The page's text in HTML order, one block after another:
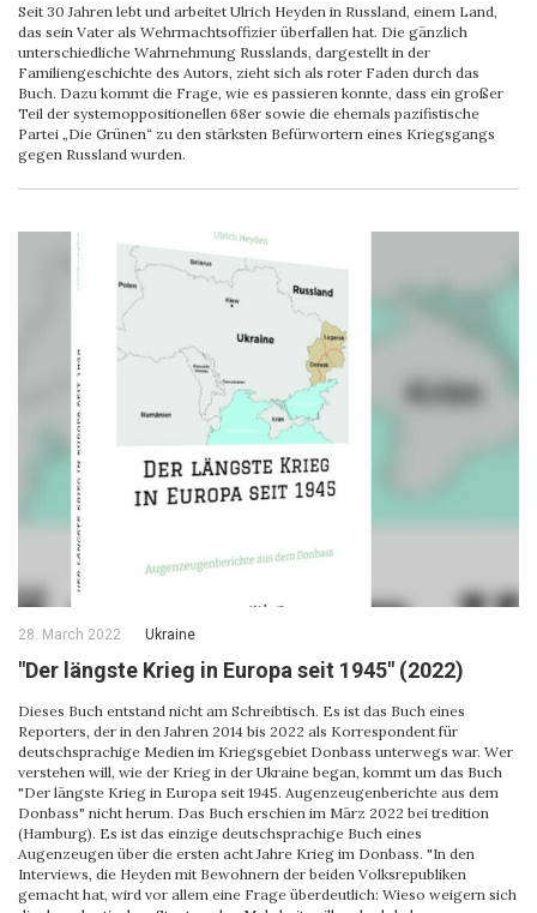
Seit 30 Jahren lebt und arbeitet Ulrich Heyden in Russland, einem Land,
das sein Vater als Wehrmachtsoffizier überfallen hat. Die gänzlich
unterschiedliche Wahrnehmung Russlands, dargestellt in der
Familiengeschichte des Autors, zieht sich als roter Faden durch das
Buch. Dazu kommt die Frage, wie es passieren konnte, dass ein großer
Teil der systemoppositionellen 68er sowie die ehemals pazifistische
Partei „Die Grünen“ zu den stärksten Befürwortern eines Kriegsgangs
gegen Russland wurden.
28. March 2022 Ukraine
"Der längste Krieg in Europa seit 1945" (2022)
Dieses Buch entstand nicht am Schreibtisch. Es ist das Buch eines
Reporters, der in den Jahren 2014 bis 2022 als Korrespondent für
deutschsprachige Medien im Kriegsgebiet Donbass unterwegs war. Wer
verstehen will, wie der Krieg in der Ukraine began, kommt um das Buch
"Der längste Krieg in Europa seit 1945. Augenzeugenberichte aus dem
Donbass" nicht herum. Das Buch erschien im März 2022 bei tredition
(Hamburg). Es ist das einzige deutschsprachige Buch eines
Augenzeugen über die ersten acht Jahre Krieg im Donbass. "In den
Interviews, die Heyden mit Bewohnern der beiden Volksrepubliken
gemacht hat, wird vor allem eine Frage überdeutlich: Wieso weigern sich